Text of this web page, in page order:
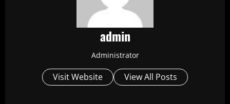
admin
Administrator
Visit Website View All Posts